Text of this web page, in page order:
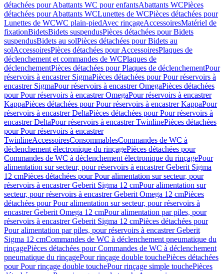
détachées pour Abattants WC pour enfantsAbattants WCPièces
détachées pour Abattants WCLunettes de WCPièces détachées pour
Lunettes de WCWC plain-piedAvec rinçageAccessoiresMatériel de
fixationBidetsBidets suspendusPièces détachées pour Bidets
suspendusBidets au solPièces détachées pour Bidets au
solAccessoiresPièces détachées pour AccessoiresPlaques de
déclenchement et commandes de WCPlaques de
déclenchementPièces détachées pour Plaques de déclenchementPour
réservoirs à encastrer SigmaPièces détachées pour Pour réservoirs à
encastrer SigmaPour réservoirs à encastrer OmegaPièces détachées
pour Pour réservoirs à encastrer OmegaPour réservoirs à encastrer
KappaPièces détachées pour Pour réservoirs à encastrer KappaPour
réservoirs à encastrer DeltaPièces détachées pour Pour réservoirs à
encastrer DeltaPour réservoirs à encastrer TwinlinePièces détachées
pour Pour réservoirs à encastrer
TwinlineAccessoiresConsommablesCommandes de WC à
déclenchement électronique du rinçagePièces détachées pour
Commandes de WC à déclenchement électronique du rinçagePour
alimentation sur secteur, pour réservoirs à encastrer Geberit Sigma
12 cmPièces détachées pour Pour alimentation sur secteur, pour
réservoirs à encastrer Geberit Sigma 12 cmPour alimentation sur
secteur, pour réservoirs à encastrer Geberit Omega 12 cmPièces
détachées pour Pour alimentation sur secteur, pour réservoirs à
encastrer Geberit Omega 12 cmPour alimentation par piles, pour
réservoirs à encastrer Geberit Sigma 12 cmPièces détachées pour
Pour alimentation par piles, pour réservoirs à encastrer Geberit
Sigma 12 cmCommandes de WC à déclenchement pneumatique du
rinçagePièces détachées pour Commandes de WC à déclenchement
pneumatique du rinçagePour rinçage double touchePièces détachées
pour Pour rinçage double touchePour rinçage simple touchePièces